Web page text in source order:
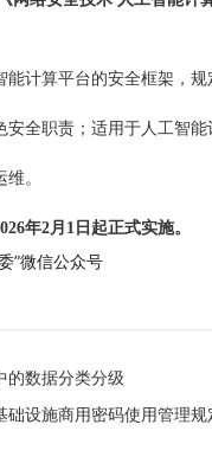
能计算平台的安全框架，规
安全职责；适用于人工智
维。
年2月 1 日起正式实施。
”微信公众号
的数据分类分级
础设施商用密码使用管理规